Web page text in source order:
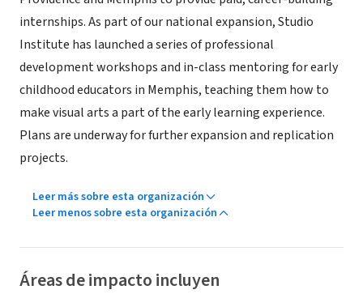
internships. As part of our national expansion, Studio
Institute has launched a series of professional
development workshops and in-class mentoring for early
childhood educators in Memphis, teaching them how to
make visual arts a part of the early learning experience.
Plans are underway for further expansion and replication
projects.
Leer más sobre esta organización
Leer menos sobre esta organización
Áreas de impacto incluyen